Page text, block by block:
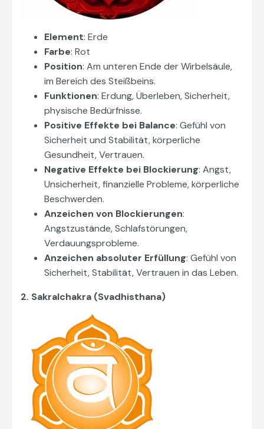
Element: Erde
Farbe: Rot
Position: Am unteren Ende der Wirbelsäule,
im Bereich des Steißbeins.
Funktionen: Erdung, Überleben, Sicherheit,
physische Bedürfnisse.
Positive Effekte bei Balance: Gefühl von
Sicherheit und Stabilität, körperliche
Gesundheit, Vertrauen.
Negative Effekte bei Blockierung: Angst,
Unsicherheit, finanzielle Probleme, körperliche
Beschwerden.
Anzeichen von Blockierungen:
Angstzustände, Schlafstörungen,
Verdauungsprobleme.
Anzeichen absoluter Erfüllung: Gefühl von
Sicherheit, Stabilität, Vertrauen in das Leben.
2. Sakralchakra (Svadhisthana)